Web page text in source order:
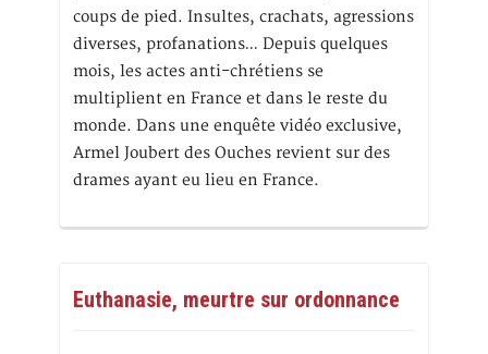
coups de pied. Insultes, crachats, agressions
diverses, profanations… Depuis quelques
mois, les actes anti-chrétiens se
multiplient en France et dans le reste du
monde. Dans une enquête vidéo exclusive,
Armel Joubert des Ouches revient sur des
drames ayant eu lieu en France.
Euthanasie, meurtre sur ordonnance